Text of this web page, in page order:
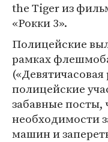
the Tiger из
«Рокки 3».
Полицейские
рамках
полицейские
забавные
необходимости
машин и